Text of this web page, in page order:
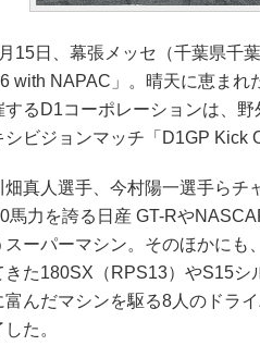
15日、幕張メッセ（千葉県千
with NAPAC」。晴天に恵ま
するD1コーポレーションは、
シビジョンマッチ「D1GP Kick
真人選手、今村陽一選手らチ
馬力を誇る日産 GT-Rや
スーパーマシン。そのほかにも
きた180SX（RPS13）やS15シ
富んだマシンを駆る8人のドラ
た。